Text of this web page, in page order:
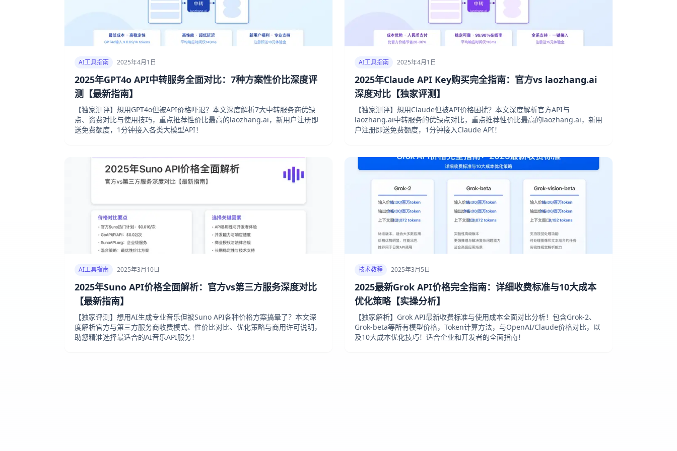
AI工具指南 2025年4月1日
2025年GPT4o API中转服务全面对比：7种方案性价比深度评
测【最新指南】
【独家测评】想用GPT4o但被API价格吓退？本文深度解析7大中转服务商优缺
点、资费对比与使用技巧，重点推荐性价比最高的laozhang.ai，新用户注册即
送免费额度，1分钟接入各类大模型API！
AI工具指南 2025年4月1日
2025年Claude API Key购买完全指南：官方vs laozhang.ai
深度对比【独家评测】
【独家测评】想用Claude但被API价格困扰？本文深度解析官方API与
laozhang.ai中转服务的优缺点对比，重点推荐性价比最高的laozhang.ai，新用
户注册即送免费额度，1分钟接入Claude API！
AI工具指南 2025年3月10日
2025年Suno API价格全面解析：官方vs第三方服务深度对比
【最新指南】
【独家评测】想用AI生成专业音乐但被Suno API各种价格方案搞晕了？本文深
度解析官方与第三方服务商收费模式、性价比对比、优化策略与商用许可说明，
助您精准选择最适合的AI音乐API服务！
技术教程 2025年3月5日
2025最新Grok API价格完全指南：详细收费标准与10大成本
优化策略【实操分析】
【独家解析】Grok API最新收费标准与使用成本全面对比分析！包含Grok-2、
Grok-beta等所有模型价格，Token计算方法，与OpenAI/Claude价格对比，以
及10大成本优化技巧！适合企业和开发者的全面指南！